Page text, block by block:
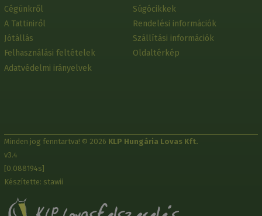
Cégünkről
A Tattiniről
Jótállás
Felhasználási feltételek
Adatvédelmi irányelvek
Súgócikkek
Rendelési információk
Szállítási információk
Oldaltérkép
Minden jog fenntartva! © 2026 KLP Hungária Lovas Kft.
v3.4
[0.088194s]
Készítette: stawii